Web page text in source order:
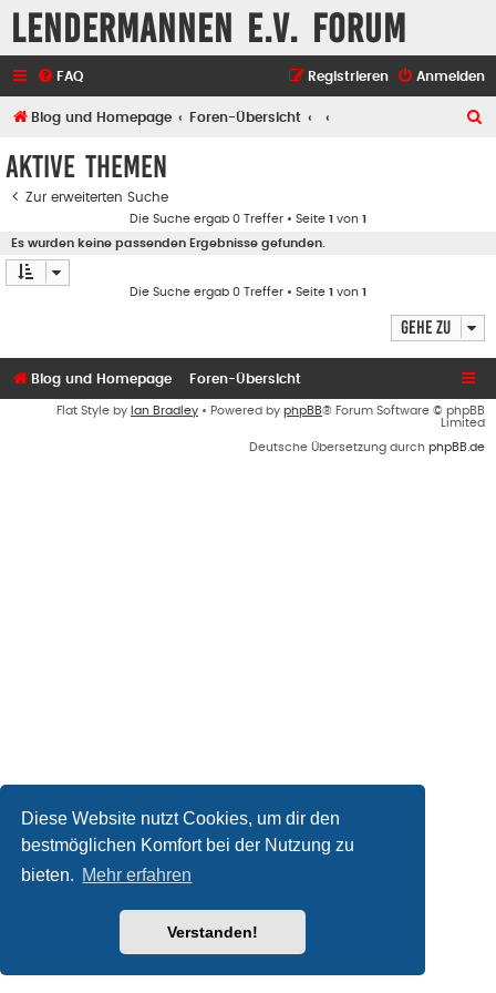
Diese Website nutzt Cookies, um dir den
bestmöglichen Komfort bei der Nutzung zu
bieten. Mehr erfahren
Verstanden!
Lendermannen e.V. Forum
FAQ Anmelden
Registrieren
Blog und Homepage Foren-Übersicht
Aktive Themen
Zur erweiterten Suche
Die Suche ergab 0 Treffer • Seite 1 von 1
Es wurden keine passenden Ergebnisse gefunden.
Die Suche ergab 0 Treffer • Seite 1 von 1
Gehe zu
Blog und Homepage Foren-Übersicht
Flat Style by Ian Bradley • Powered by phpBB® Forum Software © phpBB
Limited
Deutsche Übersetzung durch phpBB.de